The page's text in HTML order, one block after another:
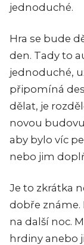
jednoduché.
Hra se bude
den. Tady to
jednoduché,
připomíná
dělat, je
novou
aby bylo víc
nebo jim
Je to zkrátka
dobře známe.
na další noc.
hrdiny anebo